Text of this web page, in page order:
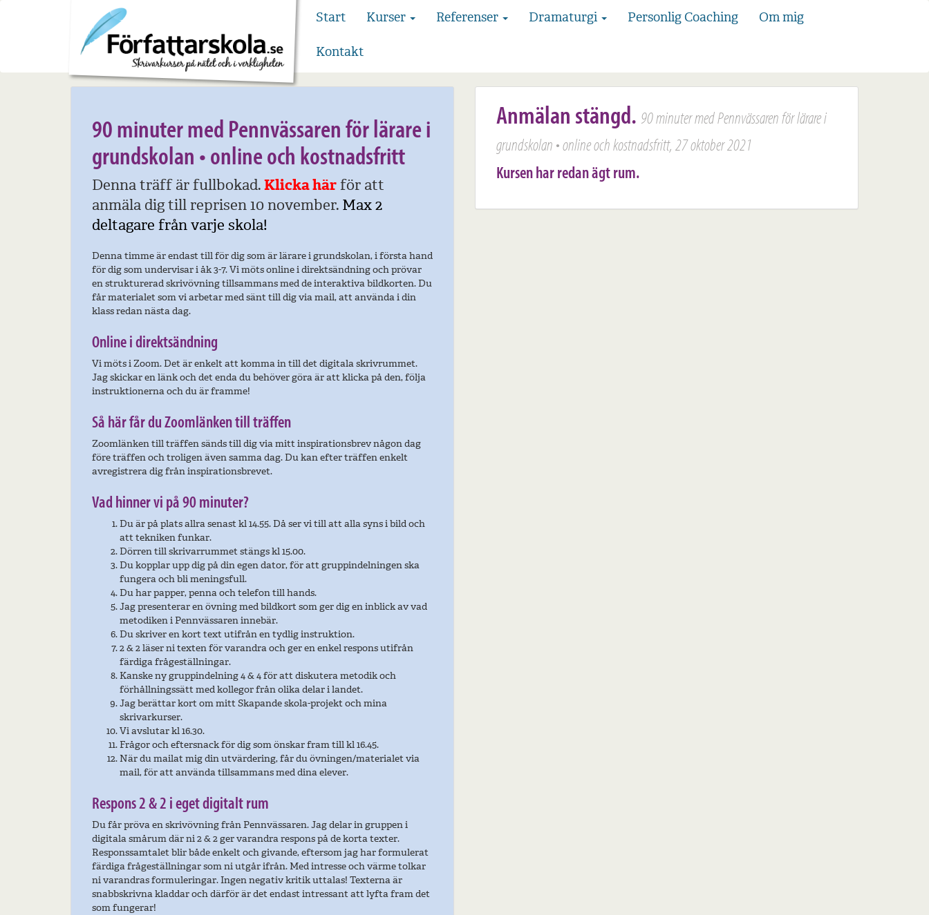
Start Kurser Referenser Dramaturgi Personlig Coaching Om mig
Kontakt
27 oktober 2021
90 minuter med Pennvässaren för lärare i
grundskolan • online och kostnadsfritt
Denna träff är fullbokad.Klicka härför att
anmäla dig till reprisen 10 november. Max 2
deltagare från varje skola!
Denna timme är endast till för dig som är lärare i grundskolan, i första hand
för dig som undervisar i åk 3-7. Vi möts online i direktsändning och prövar
en strukturerad skrivövning tillsammans med de interaktiva bildkorten. Du
får materialet som vi arbetar med sänt till dig via mail, att använda i din
klass redan nästa dag.
Online i direktsändning
Vi möts i Zoom. Det är enkelt att komma in till det digitala skrivrummet.
Jag skickar en länk och det enda du behöver göra är att klicka på den, följa
instruktionerna och du är framme!
Så här får du Zoomlänken till träffen
Zoomlänken till träffen sänds till dig via mitt inspirationsbrev någon dag
före träffen och troligen även samma dag. Du kan efter träffen enkelt
avregistrera dig från inspirationsbrevet.
Vad hinner vi på 90 minuter?
Du är på plats allra senast kl 14.55.Då ser vi till att alla syns i bild och
att tekniken funkar.
Dörren till skrivarrummet stängs kl 15.00.
Du kopplar upp dig på din egen dator, för att gruppindelningen ska
fungera och bli meningsfull.
Du har papper, penna och telefon till hands.
Jag presenterar en övning med bildkort som ger dig en inblick av vad
metodiken i Pennvässaren innebär.
Du skriver en kort text utifrån en tydlig instruktion.
2 & 2 läser ni texten för varandra och ger en enkel respons utifrån
färdiga frågeställningar.
Kanske ny gruppindelning 4 & 4 för att diskutera metodik och
förhållningssätt med kollegor från olika delar i landet.
Jag berättar kort om mitt Skapande skola-projekt och mina
skrivarkurser.
Vi avslutar kl 16.30.
Frågor och eftersnack för dig som önskar fram till kl 16.45.
När du mailat mig din utvärdering, får du övningen/materialet via
mail, för att använda tillsammans med dina elever.
Respons 2 & 2 i eget digitalt rum
Du får pröva en skrivövning från Pennvässaren. Jag delar in gruppen i
digitala smårum där ni 2 & 2 ger varandra respons på de korta texter.
Responssamtalet blir både enkelt och givande, eftersom jag har formulerat
färdiga frågeställningar som ni utgår ifrån. Med intresse och värme tolkar
ni varandras formuleringar. Ingen negativ kritik uttalas! Texterna är
snabbskrivna kladdar och därför är det endast intressant att lyfta fram det
som fungerar!
Anmälan stängd. 90 minuter med Pennvässaren för lärare i
grundskolan • online och kostnadsfritt, 27 oktober 2021
Kursen har redan ägt rum.